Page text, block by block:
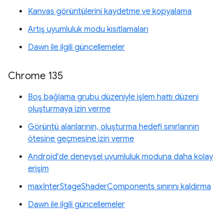
Kanvas görüntülerini kaydetme ve kopyalama
Artış uyumluluk modu kısıtlamaları
Dawn ile ilgili güncellemeler
Chrome 135
Boş bağlama grubu düzeniyle işlem hattı düzeni
oluşturmaya izin verme
Görüntü alanlarının, oluşturma hedefi sınırlarının
ötesine geçmesine izin verme
Android'de deneysel uyumluluk moduna daha kolay
erişim
maxInterStageShaderComponents sınırını kaldırma
Dawn ile ilgili güncellemeler